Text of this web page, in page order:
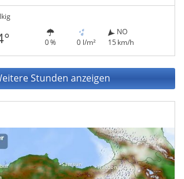
0 % 0 l/m²
NO
15 km/h
Stunden anzeigen